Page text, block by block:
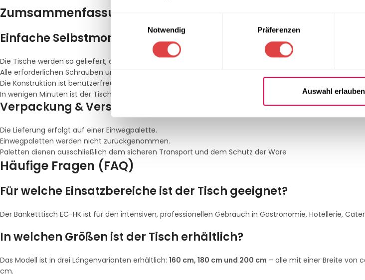
Einwilligungsauswahl
Notwendig
Präferenzen
Auswahl erlauben
Zumsammenfassung
Einfache Selbstmontage:
Die Tische werden so geliefert, dass du sie schnell und unkompliziert selbst montieren kannst.
Alle erforderlichen Schrauben und Montageelemente sind im Lieferumfang enthalten.
Die Konstruktion ist benutzerfreundlich – kein spezielles Werkzeug erforderlich.
In wenigen Minuten ist der Tisch vollständig aufgebaut und einsatzbereit.
Verpackung & Versand:
Die Lieferung erfolgt auf einer Einwegpalette.
Einwegpaletten werden nicht zurückgenommen.
Paletten dienen ausschließlich dem sicheren Transport und dem Schutz der Ware
Häufige Fragen (FAQ)
Für welche Einsatzbereiche ist der Tisch geeignet?
Der Banketttisch EC-HK ist für den intensiven, professionellen Gebrauch in Gastronomie, Hotellerie,
In welchen Größen ist der Tisch erhältlich?
Das Modell ist in drei Längenvarianten erhältlich: 160 cm, 180 cm und 200 cm – alle mit einer Breite von
cm.